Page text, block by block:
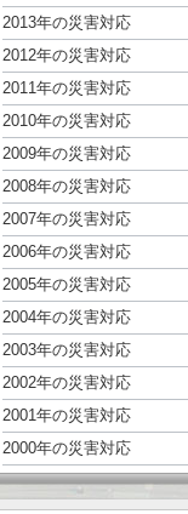
2013年の災害対応
2012年の災害対応
2011年の災害対応
2010年の災害対応
2009年の災害対応
2008年の災害対応
2007年の災害対応
2006年の災害対応
2005年の災害対応
2004年の災害対応
2003年の災害対応
2002年の災害対応
2001年の災害対応
2000年の災害対応